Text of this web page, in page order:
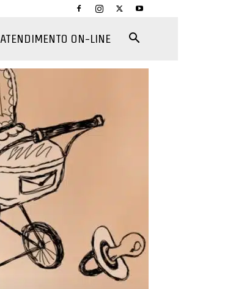
ATENDIMENTO ON-LINE